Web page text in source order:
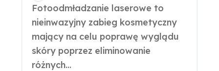
Fotoodmładzanie laserowe to
nieinwazyjny zabieg kosmetyczny
mający na celu poprawę wyglądu
skóry poprzez eliminowanie
różnych...